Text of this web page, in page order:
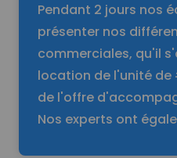
Pendant 2 jours nos
présenter nos
commerciales, qu'il
location de l'unité
de l'offre
Nos experts ont